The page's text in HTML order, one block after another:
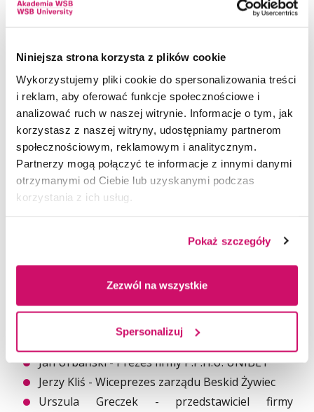
Niniejsza strona korzysta z plików cookie
Wykorzystujemy pliki cookie do spersonalizowania treści
i reklam, aby oferować funkcje społecznościowe i
analizować ruch w naszej witrynie. Informacje o tym, jak
korzystasz z naszej witryny, udostępniamy partnerom
społecznościowym, reklamowym i analitycznym.
Partnerzy mogą połączyć te informacje z innymi danymi
otrzymanymi od Ciebie lub uzyskanymi podczas
korzystania z ich usług.
Pokaż szczegóły
Zezwól na wszystkie
Spersonalizuj
Ziemi Żywieckiej
Przedsiębiorców Ziemi Żywieckiej
Janusz Michałek - Prezes Katowickiej Specjalnej
Strefy Ekonomicznej
Jacek Spyrka - Prezes Zarządu Miejskiego
Zakładu Energetyki Cieplnej "EKOTERM" sp
z o.o.
Grzegorz Strzelecki - Prezes Cechu Rzemiosł
Różnych i Przedsiębiorczości w Żywcu
Bartłomiej Tyrlik- Prezes Brix Pol sp. z o.o.
Andrzej Widzyk - Dyrektor Wydziału Oświaty
i Wychowania Starostwa Powiatowego w Żywcu
Odnawialna S.A., oddz. ZEW Porąbka-Żar
Jan Urbański - Prezes firmy P.P.H.U. UNIBET
Jerzy Kliś - Wiceprezes zarządu Beskid Żywiec
Urszula Greczek - przedstawiciel firmy